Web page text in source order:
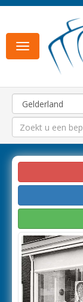
Toggle
navigation